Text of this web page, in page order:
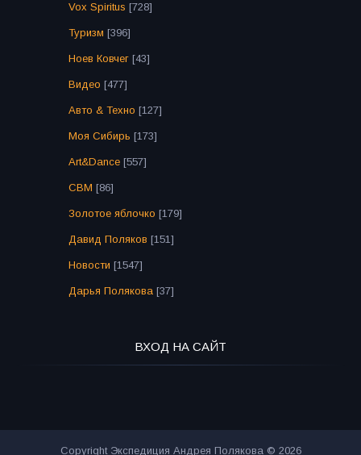
Vox Spiritus [728]
Туризм [396]
Ноев Ковчег [43]
Видео [477]
Авто & Техно [127]
Моя Сибирь [173]
Art&Dance [557]
СВМ [86]
Золотое яблочко [179]
Давид Поляков [151]
Новости [1547]
Дарья Полякова [37]
ВХОД НА САЙТ
Copyright Экспедиция Андрея Полякова © 2026